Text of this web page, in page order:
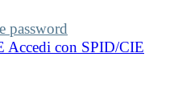
password
Accedi con SPID/CIE